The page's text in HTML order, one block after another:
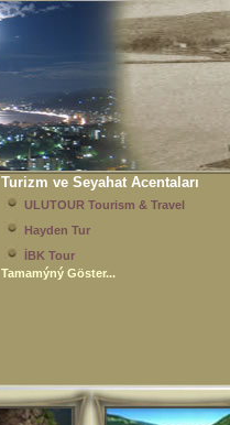
Turizm ve Seyahat Acentaları
ULUTOUR Tourism & Travel
Hayden Tur
İBK Tour
Tamamýný Göster...